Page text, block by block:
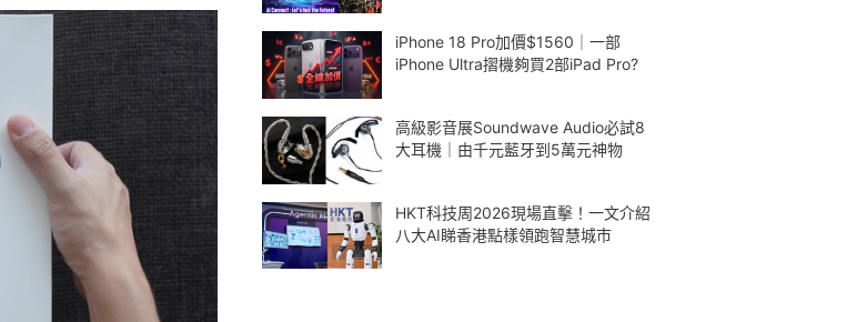
iPhone 18 Pro加價$1560｜一部
iPhone Ultra摺機夠買2部iPad Pro?
高級影音展Soundwave Audio必試8
大耳機｜由千元藍牙到5萬元神物
HKT科技周2026現場直擊！一文介紹
八大AI睇香港點樣領跑智慧城市